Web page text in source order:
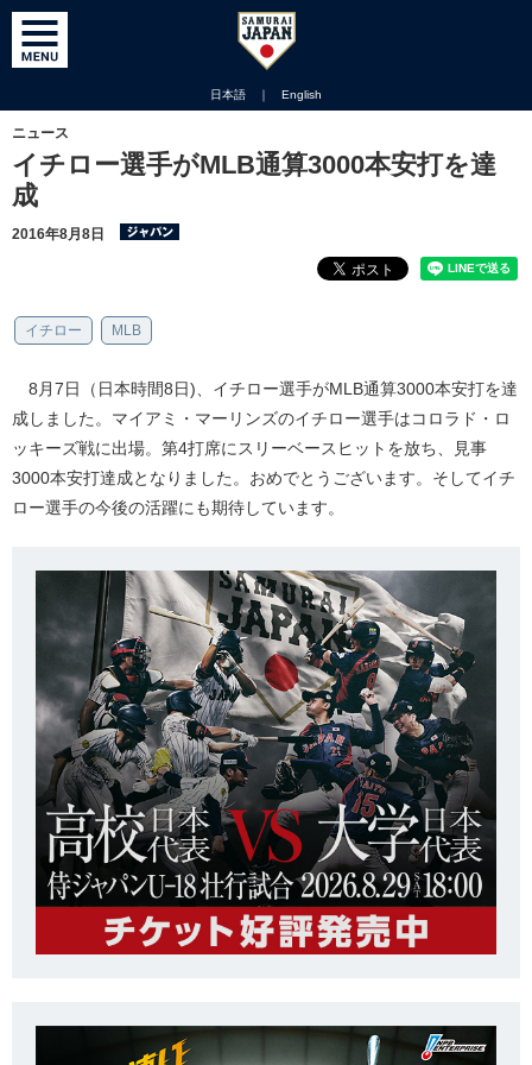
日本語 ｜ English
ニュース
イチロー選手がMLB通算3000本安打を達
成
2016年8月8日
イチロー MLB
8月7日（日本時間8日)、イチロー選手がMLB通算3000本安打を達
成しました。マイアミ・マーリンズのイチロー選手はコロラド・ロ
ッキーズ戦に出場。第4打席にスリーベースヒットを放ち、見事
3000本安打達成となりました。おめでとうございます。そしてイチ
ロー選手の今後の活躍にも期待しています。